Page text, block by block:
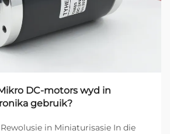
DC-motors wyd in
gebruik?
in Miniaturisasie In die